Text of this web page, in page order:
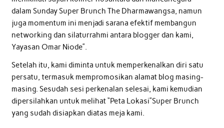
dalam Sunday Super Brunch The Dharmawangsa, namun
juga momentum ini menjadi sarana efektif membangun
networking dan silaturrahmi antara blogger dan kami,
Yayasan Omar Niode”.
Setelah itu, kami diminta untuk memperkenalkan diri satu
persatu, termasuk mempromosikan alamat blog masing-
masing. Sesudah sesi perkenalan selesai, kami kemudian
dipersilahkan untuk melihat “Peta Lokasi”Super Brunch
yang sudah disiapkan diatas meja kami.